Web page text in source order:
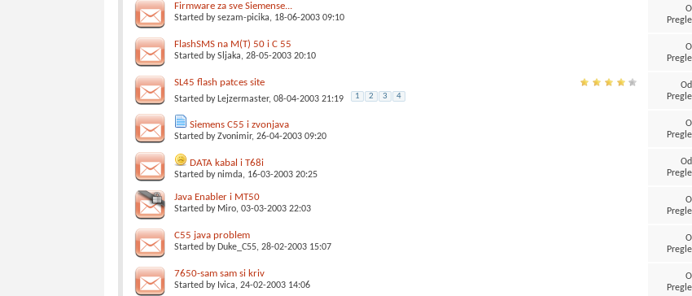
Firmware za sve Siemense...
Started bysezam-picika, 18-06-2003 09:10
FlashSMS na M(T) 50 i C 55
Started bySljaka, 28-05-2003 20:10
SL45 flash patces site
Started by Lejzermaster, 08-04-2003 21:19 1 2 3 4
Siemens C55 i zvonjava
Started byZvonimir, 26-04-2003 09:20
DATA kabal i T68i
Started bynimda, 16-03-2003 20:25
Java Enabler i MT50
Started by Miro, 03-03-2003 22:03
C55 java problem
Started by Duke_C55, 28-02-2003 15:07
7650-sam sam si kriv
Started by Ivica, 24-02-2003 14:06